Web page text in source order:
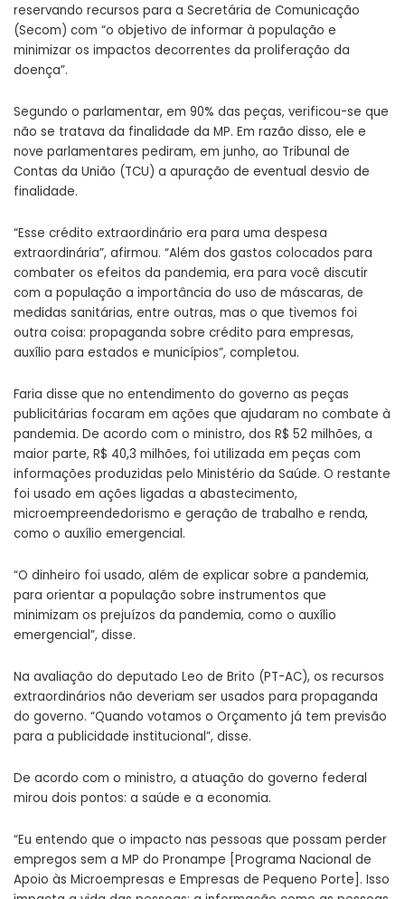
reservando recursos para a Secretária de Comunicação
(Secom) com “o objetivo de informar à população e
minimizar os impactos decorrentes da proliferação da
doença”.
Segundo o parlamentar, em 90% das peças, verificou-se que
não se tratava da finalidade da MP. Em razão disso, ele e
nove parlamentares pediram, em junho, ao Tribunal de
Contas da União (TCU) a apuração de eventual desvio de
finalidade.
“Esse crédito extraordinário era para uma despesa
extraordinária”, afirmou. “Além dos gastos colocados para
combater os efeitos da pandemia, era para você discutir
com a população a importância do uso de máscaras, de
medidas sanitárias, entre outras, mas o que tivemos foi
outra coisa: propaganda sobre crédito para empresas,
auxílio para estados e municípios”, completou.
Faria disse que no entendimento do governo as peças
publicitárias focaram em ações que ajudaram no combate à
pandemia. De acordo com o ministro, dos R$ 52 milhões, a
maior parte, R$ 40,3 milhões, foi utilizada em peças com
informações produzidas pelo Ministério da Saúde. O restante
foi usado em ações ligadas a abastecimento,
microempreendedorismo e geração de trabalho e renda,
como o auxílio emergencial.
“O dinheiro foi usado, além de explicar sobre a pandemia,
para orientar a população sobre instrumentos que
minimizam os prejuízos da pandemia, como o auxílio
emergencial”, disse.
Na avaliação do deputado Leo de Brito (PT-AC), os recursos
extraordinários não deveriam ser usados para propaganda
do governo. “Quando votamos o Orçamento já tem previsão
para a publicidade institucional”, disse.
De acordo com o ministro, a atuação do governo federal
mirou dois pontos: a saúde e a economia.
“Eu entendo que o impacto nas pessoas que possam perder
empregos sem a MP do Pronampe [Programa Nacional de
Apoio às Microempresas e Empresas de Pequeno Porte]. Isso